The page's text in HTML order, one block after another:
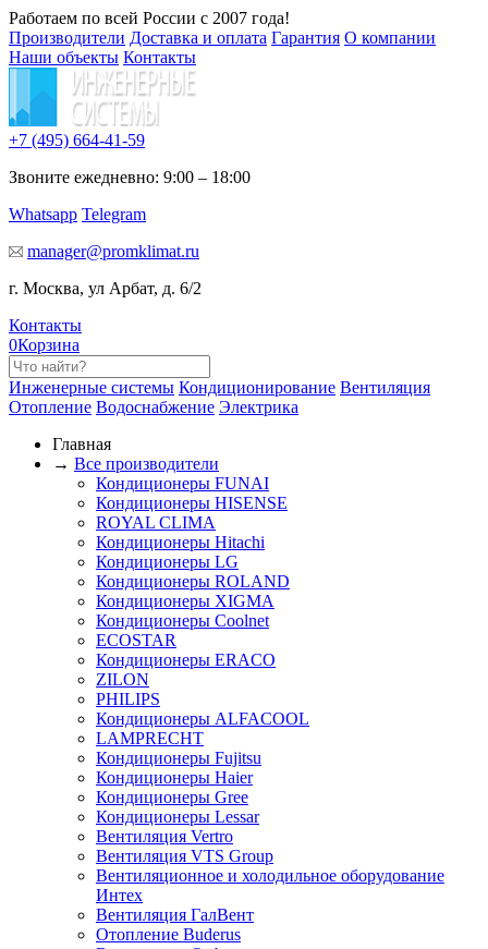
Работаем по всей России с 2007 года!
Производители Доставка и оплата Гарантия О компании
Наши объекты Контакты
+7 (495) 664-41-59
Звоните ежедневно: 9:00 – 18:00
Whatsapp Telegram
manager@promklimat.ru
г. Москва, ул Арбат, д. 6/2
Контакты
0Корзина
Инженерные системы Кондиционирование Вентиляция
Отопление Водоснабжение Электрика
Главная
→ Все производители
Кондиционеры FUNAI
Кондиционеры HISENSE
ROYAL CLIMA
Кондиционеры Hitachi
Кондиционеры LG
Кондиционеры ROLAND
Кондиционеры XIGMA
Кондиционеры Coolnet
ECOSTAR
Кондиционеры ERACO
ZILON
PHILIPS
Кондиционеры ALFACOOL
LAMPRECHT
Кондиционеры Fujitsu
Кондиционеры Haier
Кондиционеры Gree
Кондиционеры Lessar
Вентиляция Vertro
Вентиляция VTS Group
Вентиляционное и холодильное оборудование
Интех
Вентиляция ГалВент
Отопление Buderus